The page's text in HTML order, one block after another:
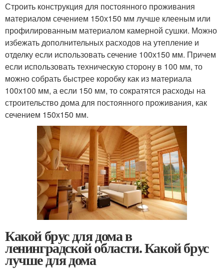
Строить конструкция для постоянного проживания
материалом сечением 150х150 мм лучше клееным или
профилированным материалом камерной сушки. Можно
избежать дополнительных расходов на утепление и
отделку если использовать сечение 100х150 мм. Причем
если использовать техническую сторону в 100 мм, то
можно собрать быстрее коробку как из материала
100х100 мм, а если 150 мм, то сократятся расходы на
строительство дома для постоянного проживания, как
сечением 150х150 мм.
Какой брус для дома в
ленинградской области. Какой брус
лучше для дома